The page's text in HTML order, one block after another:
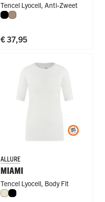
Tencel Lyocell, Anti-Zweet
ZwartNatural
€ 37,95
ALLURE
MIAMI
Tencel Lyocell, Body Fit
IvoorZwart